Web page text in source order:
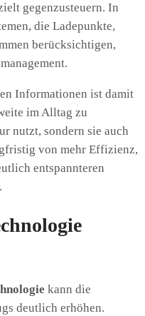
gegenzusteuern. In
die Ladepunkte,
berücksichtigen,
Informationen ist damit
im Alltag zu
nutzt, sondern sie auch
von mehr Effizienz,
entspannteren
kann die
deutlich erhöhen.